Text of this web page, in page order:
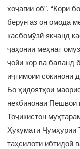
хоҷагии об”, “Кори
берун аз он омода
касбомӯзӣ якчанд
ҷаҳонии меҳнат
ҷойи кор ва баланд
иҷтимоии сокинони
Бо ҳидоятҳои
некбинонаи Пешвои
Тоҷикистон
Ҳукумати Ҷумҳурии
таҳсилоти ибтидоӣ